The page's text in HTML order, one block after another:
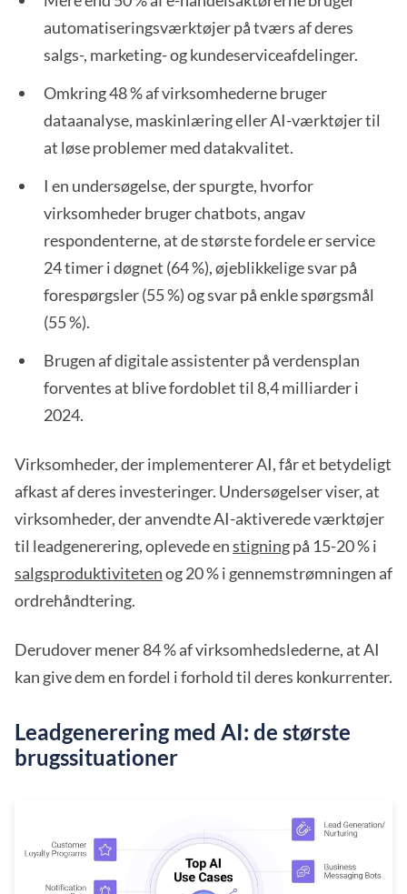
automatiseringsværktøjer på tværs af deres
salgs-, marketing- og kundeserviceafdelinger.
Omkring 48 % af virksomhederne bruger
dataanalyse, maskinlæring eller AI-værktøjer til
at løse problemer med datakvalitet.
I en undersøgelse, der spurgte, hvorfor
virksomheder bruger chatbots, angav
respondenterne, at de største fordele er service
24 timer i døgnet (64 %), øjeblikkelige svar på
forespørgsler (55 %) og svar på enkle spørgsmål
(55 %).
Brugen af digitale assistenter på verdensplan
forventes at blive fordoblet til 8,4 milliarder i
2024.
Virksomheder, der implementerer AI, får et betydeligt
afkast af deres investeringer. Undersøgelser viser, at
virksomheder, der anvendte AI-aktiverede værktøjer
til leadgenerering, oplevede enstigningpå 15-20 % i
salgsproduktivitetenog 20 % i gennemstrømningen af
ordrehåndtering.
Derudover mener 84 % af virksomhedslederne, at AI
kan give dem en fordel i forhold til deres konkurrenter.
Leadgenerering med AI: de største
brugssituationer